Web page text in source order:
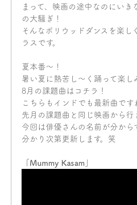
まって、映画の途中なのにいき
の大騒ぎ！
そんなボリウッドダンスを楽し
ラスです。
夏本番〜！
暑い夏に熱苦し〜く踊って楽し
8月の課題曲はコチラ！
こちらもインドでも最新曲で
先月の課題曲と同じ映画から行
今回は俳優さんの名前が分から
分かり次第更新します。笑
「Mummy Kasam」